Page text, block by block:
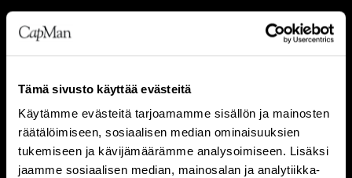
Tämä sivusto käyttää evästeitä
Käytämme evästeitä tarjoamamme sisällön ja mainosten
räätälöimiseen, sosiaalisen median ominaisuuksien
tukemiseen ja kävijämäärämme analysoimiseen. Lisäksi
jaamme sosiaalisen median, mainosalan ja analytiikka-
e
i
ä
s
o
&
s
t
r
Visio & strategia
e
o
i
m
Liiketoimintamalli
U
r
a
Ura